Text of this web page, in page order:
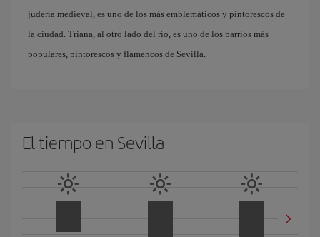
judería medieval, es uno de los más emblemáticos y pintorescos de
la ciudad. Triana, al otro lado del río, es uno de los barrios más
populares, pintorescos y flamencos de Sevilla.
El tiempo en Sevilla